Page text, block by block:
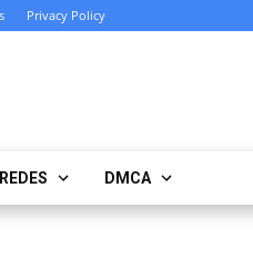
Privacy Policy
DMCA